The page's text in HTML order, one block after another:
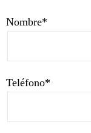
Nombre*
Teléfono*